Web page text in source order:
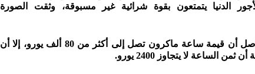
الدنيا يتمتعون بقوة شرائية غير مسبوقة، وثقت الصورة
وزعم عدد من رواد مواقع التواصل أن قيمة ساعة ماكرون تصل إلى أكثر من 80 ألف يورو، إلا أن
الساعة لا يتجاوز 2400 يورو.